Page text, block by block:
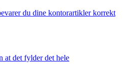
du dine kontorartikler korrekt
at det fylder det hele